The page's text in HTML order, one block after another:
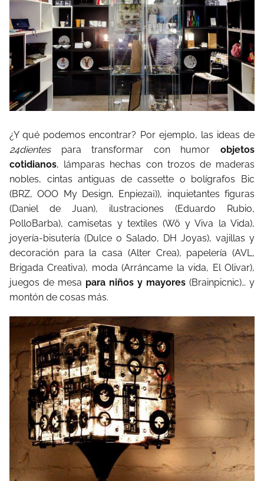
¿Y qué podemos encontrar? Por ejemplo, las ideas de
24dientespara transformar con humor objetos
cotidianos, lámparas hechas con trozos de maderas
nobles, cintas antiguas de cassette o bolígrafos Bic
(BRZ, OOO My Design, Enpieza¡)), inquietantes figuras
(Daniel de Juan), ilustraciones (Eduardo Rubio,
PolloBarba), camisetas y textiles (Wö y Viva la Vida),
joyería-bisutería (Dulce o Salado, DH Joyas), vajillas y
decoración para la casa (Alter Crea), papelería (AVL,
Brigada Creativa), moda (Arráncame la vida, El Olivar),
juegos de mesa para niños y mayores (Brainpicnic)… y
montón de cosas más.